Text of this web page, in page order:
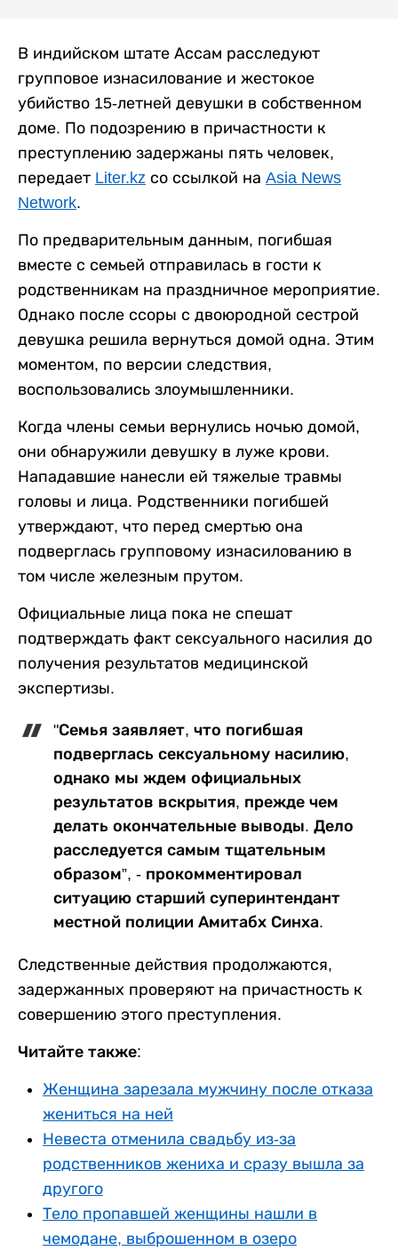
В индийском штате Ассам расследуют
групповое изнасилование и жестокое
убийство 15-летней девушки в собственном
доме. По подозрению в причастности к
преступлению задержаны пять человек,
передает Liter.kz со ссылкой на Asia News
Network.
По предварительным данным, погибшая
вместе с семьей отправилась в гости к
родственникам на праздничное мероприятие.
Однако после ссоры с двоюродной сестрой
девушка решила вернуться домой одна. Этим
моментом, по версии следствия,
воспользовались злоумышленники.
Когда члены семьи вернулись ночью домой,
они обнаружили девушку в луже крови.
Нападавшие нанесли ей тяжелые травмы
головы и лица. Родственники погибшей
утверждают, что перед смертью она
подверглась групповому изнасилованию в
том числе железным прутом.
Официальные лица пока не спешат
подтверждать факт сексуального насилия до
получения результатов медицинской
экспертизы.
"Семья заявляет, что погибшая
подверглась сексуальному насилию,
однако мы ждем официальных
результатов вскрытия, прежде чем
делать окончательные выводы. Дело
расследуется самым тщательным
образом”, - прокомментировал
ситуацию старший суперинтендант
местной полиции Амитабх Синха.
Следственные действия продолжаются,
задержанных проверяют на причастность к
совершению этого преступления.
Читайте также:
Женщина зарезала мужчину после отказа
жениться на ней
Невеста отменила свадьбу из-за
родственников жениха и сразу вышла за
другого
Тело пропавшей женщины нашли в
чемодане, выброшенном в озеро